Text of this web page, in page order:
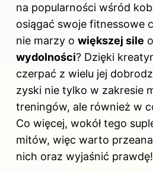
na popularności wśród
osiągać swoje fitnessowe
nie marzy o większej sile
wydolności? Dzięki
czerpać z wielu jej
zyski nie tylko w zakresie
treningów, ale również w
Co więcej, wokół tego
mitów, więc warto
nich oraz wyjaśnić prawdę!